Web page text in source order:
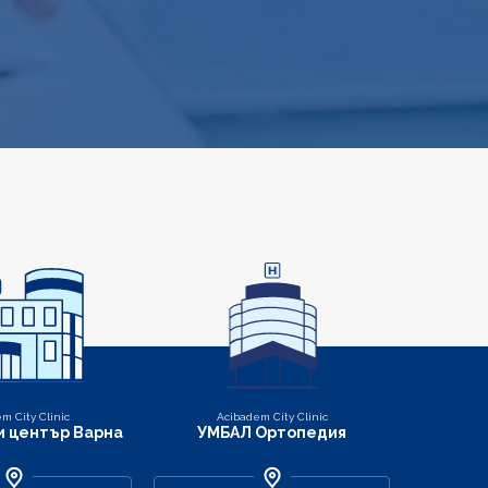
City Clinic
център Варна
Acibadem City Clinic
УМБАЛ Ортопедия